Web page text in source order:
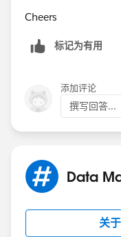
Cheers
标记为有用
添加评论
撰写回答...
Data
关